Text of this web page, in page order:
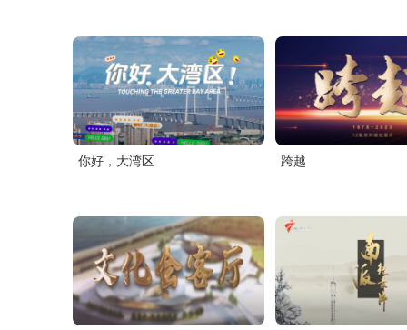
你好，大湾区 跨越